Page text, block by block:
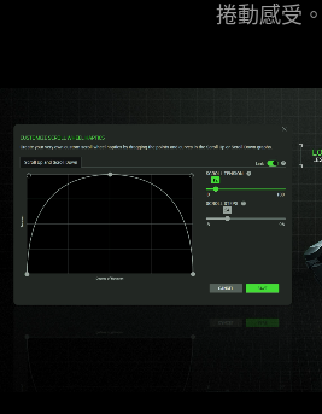
捲動感受 。